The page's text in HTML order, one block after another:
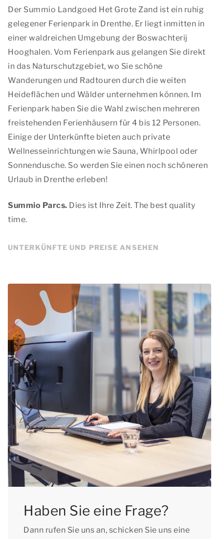
Der Summio Landgoed Het Grote Zand ist ein ruhig
gelegener Ferienpark in Drenthe. Er liegt inmitten in
einer waldreichen Umgebung der Boswachterij
Hooghalen. Vom Ferienpark aus gelangen Sie direkt
in das Naturschutzgebiet, wo Sie schöne
Wanderungen und Radtouren durch die weiten
Heideflächen und Wälder unternehmen können. Im
Ferienpark haben Sie die Wahl zwischen mehreren
freistehenden Ferienhäusern für 4 bis 12 Personen.
Einige der Unterkünfte bieten auch private
Wellnesseinrichtungen wie Sauna, Whirlpool oder
Sonnendusche. So werden Sie einen noch schöneren
Urlaub in Drenthe erleben!
Summio Parcs. Dies ist Ihre Zeit. The best quality
time.
UNTERKÜNFTE UND PREISE ANSEHEN
Haben Sie eine Frage?
Dann rufen Sie uns an, schicken Sie uns eine